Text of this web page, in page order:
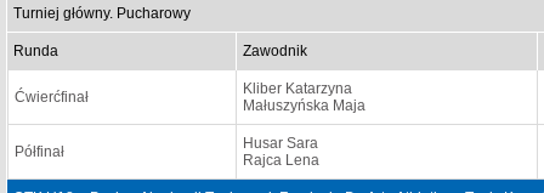
Turniej główny. Pucharowy
Runda Zawodnik
Ćwierćfinał
Kliber Katarzyna
Małuszyńska Maja
Półfinał
Husar Sara
Rajca Lena